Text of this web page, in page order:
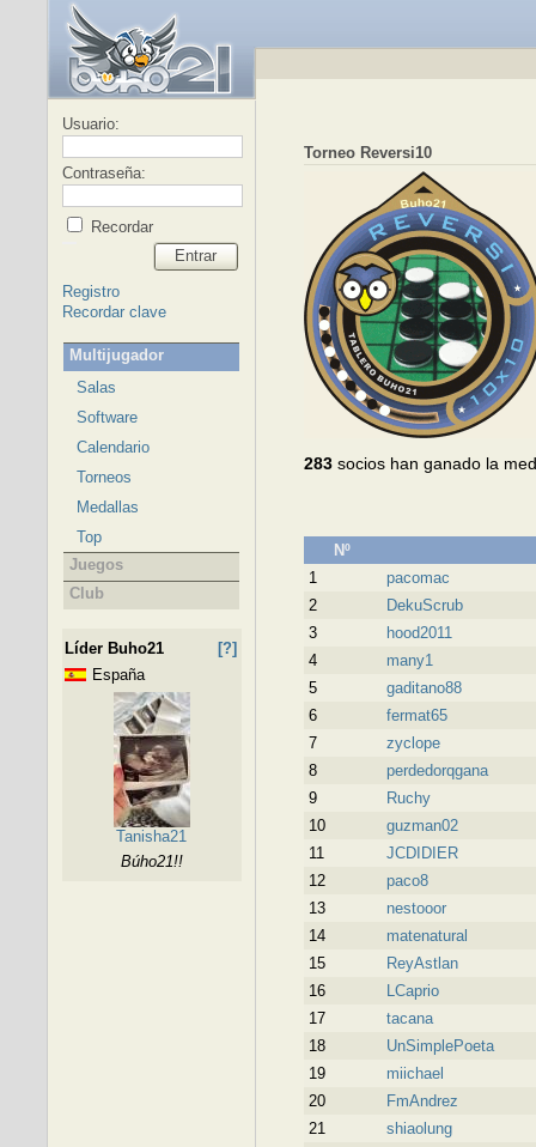
Usuario:
Contraseña:
Recordar
Entrar
Registro
Recordar clave
Multijugador
Salas
Software
Calendario
Torneos
Medallas
Top
Juegos
Club
Líder Buho21
[?]
España
Tanisha21
Búho21!!
Torneo Reversi10
283socios han ganado la
Nº
1
pacomac
2
DekuScrub
3
hood2011
4
many1
5
gaditano88
6
fermat65
7
zyclope
8
perdedorqgana
9
Ruchy
10
guzman02
11
JCDIDIER
12
paco8
13
nestooor
14
matenatural
15
ReyAstlan
16
LCaprio
17
tacana
18
UnSimplePoeta
19
miichael
20
FmAndrez
21
shiaolung